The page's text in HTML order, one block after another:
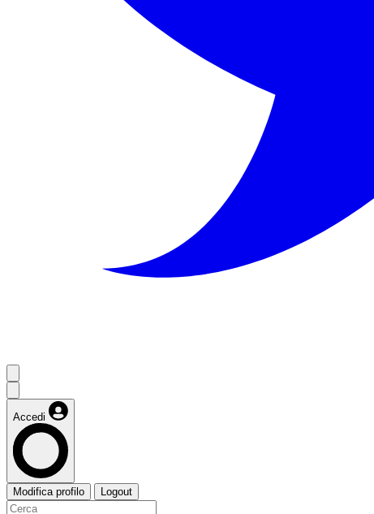
Accedi
Modifica profilo Logout